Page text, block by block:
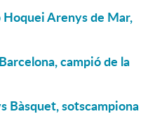
Arenys de Mar,
campió de la
Bàsquet, sotscampiona